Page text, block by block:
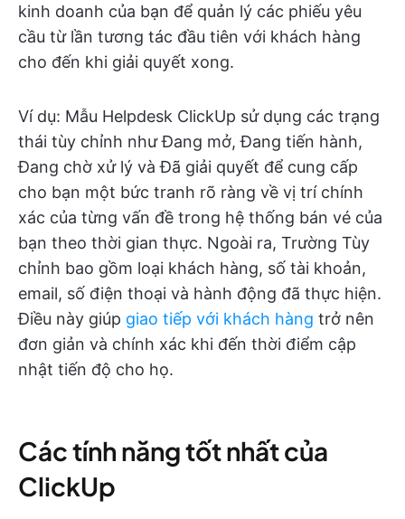
kinh doanh của bạn để quản lý các phiếu yêu
cầu từ lần tương tác đầu tiên với khách hàng
cho đến khi giải quyết xong.
Ví dụ: Mẫu Helpdesk ClickUp sử dụng các trạng
thái tùy chỉnh như Đang mở, Đang tiến hành,
Đang chờ xử lý và Đã giải quyết để cung cấp
cho bạn một bức tranh rõ ràng về vị trí chính
xác của từng vấn đề trong hệ thống bán vé của
bạn theo thời gian thực. Ngoài ra, Trường Tùy
chỉnh bao gồm loại khách hàng, số tài khoản,
email, số điện thoại và hành động đã thực hiện.
Điều này giúp giao tiếp với khách hàng trở nên
đơn giản và chính xác khi đến thời điểm cập
nhật tiến độ cho họ.
Các tính năng tốt nhất của
ClickUp